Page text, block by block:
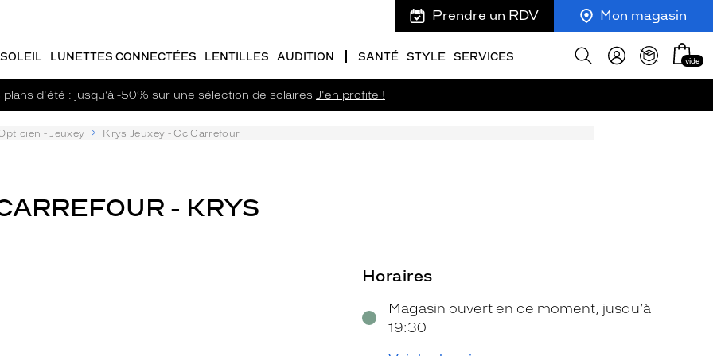
Prendre un RDV Mon magasin
LUNETTES CONNECTÉES LENTILLES AUDITION SANTÉ STYLE SERVICES
Afficher
Mon
panier
vide
plans d'été : jusqu’à -50% sur une sélection de solaires J'en profite !
- Jeuxey Krys Jeuxey - Cc Carrefour
- KRYS
Horaires
Magasin ouvert en ce moment, jusqu’à
19:30